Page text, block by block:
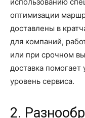
оптимизации
доставлены в
для компаний,
или при срочном
доставка
уровень сервиса.
2.